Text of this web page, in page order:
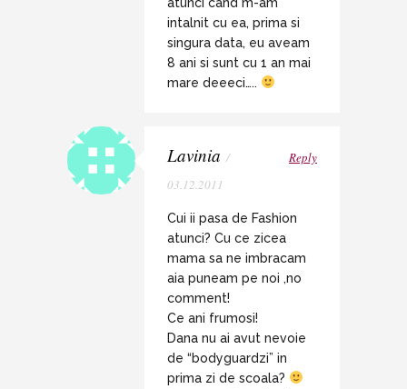
intalnit cu ea, prima si
singura data, eu aveam
8 ani si sunt cu 1 an mai
mare deeeci…..
Lavinia /
03.12.2011
Reply
Cui ii pasa de Fashion
atunci? Cu ce zicea
mama sa ne imbracam
aia puneam pe noi ,no
comment!
Ce ani frumosi!
Dana nu ai avut nevoie
de “bodyguardzi” in
prima zi de scoala?